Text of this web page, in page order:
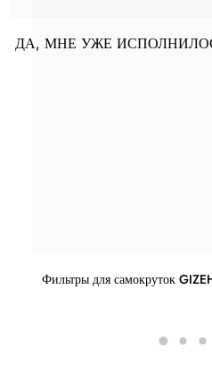
Фильтры для самокруток
ДА, МНЕ УЖЕ